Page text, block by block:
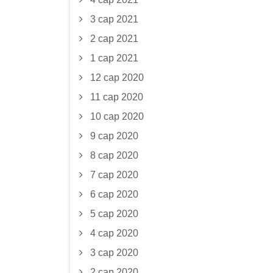
3 сар 2021
2 сар 2021
1 сар 2021
12 сар 2020
11 сар 2020
10 сар 2020
9 сар 2020
8 сар 2020
7 сар 2020
6 сар 2020
5 сар 2020
4 сар 2020
3 сар 2020